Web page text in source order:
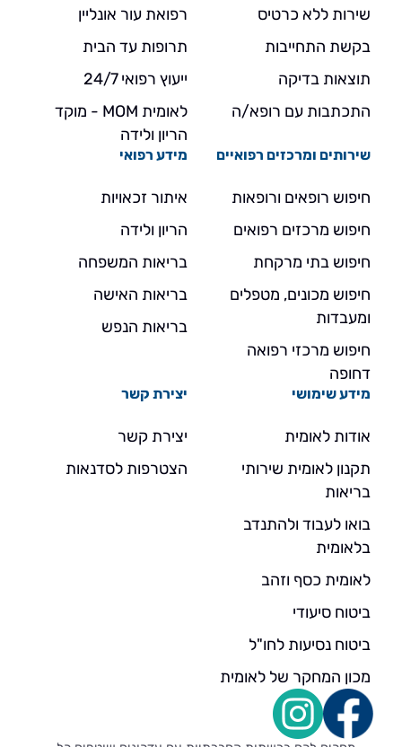
שירות ללא כרטיס
בקשת התחייבות
תוצאות בדיקה
התכתבות עם רופא/ה
רפואת עור אונליין
תרופות עד הבית
ייעוץ רפואי 24/7
לאומית MOM - מוקד
הריון ולידה
שירותים ומרכזים רפואיים
חיפוש רופאים ורופאות
חיפוש מרכזים רפואים
חיפוש בתי מרקחת
חיפוש מכונים, מטפלים
ומעבדות
חיפוש מרכזי רפואה
דחופה
מידע רפואי
איתור זכאויות
הריון ולידה
בריאות המשפחה
בריאות האישה
בריאות הנפש
מידע שימושי
אודות לאומית
תקנון לאומית שירותי
בריאות
בואו לעבוד ולהתנדב
בלאומית
לאומית כסף וזהב
ביטוח סיעודי
ביטוח נסיעות לחו"ל
מכון המחקר של לאומית
יצירת קשר
יצירת קשר
הצטרפות לסדנאות